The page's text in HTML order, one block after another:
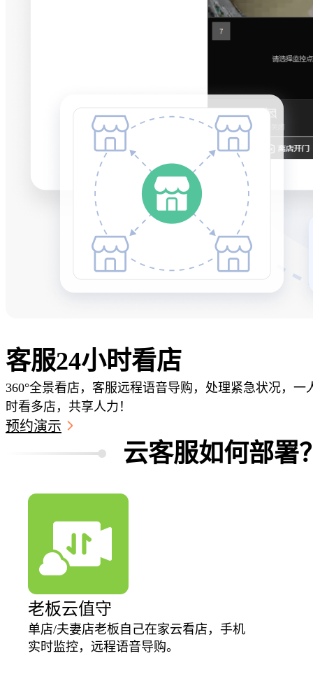
客服24小时看店
360°全景看店，客服远程语音导购，处理紧急状况，一
时看多店，共享人力！
预约演示
云客服如何部署
老板云值守
单店/夫妻店老板自己在家云看店，手机
实时监控，远程语音导购。